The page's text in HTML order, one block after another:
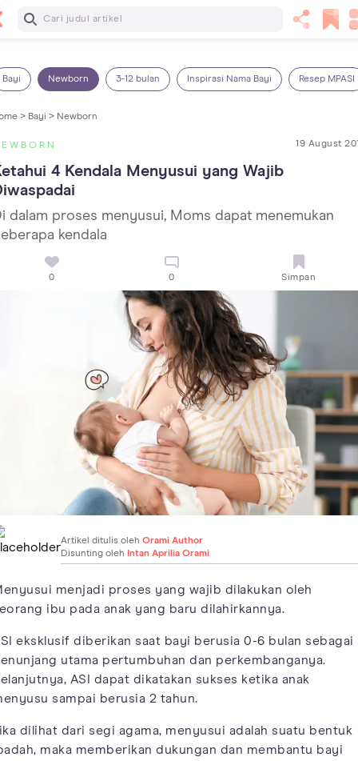
Baca Selanjutnya
Bayi Newborn 3-12 bulan Inspirasi Nama Bayi Resep MPASI
> Bayi > Newborn
19 August
4 Kendala Menyusui yang Wajib
dalam proses menyusui, Moms dapat menemukan
kendala
0 0 Simpan
Artikel ditulis oleh Orami Author
Disunting oleh Intan Aprilia Orami
menjadi proses yang wajib dilakukan oleh
ibu pada anak yang baru dilahirkannya.
eksklusif diberikan saat bayi berusia 0-6 bulan sebagai
utama pertumbuhan dan perkembanganya.
ASI dapat dikatakan sukses ketika anak
sampai berusia 2 tahun.
dilihat dari segi agama, menyusui adalah suatu bentuk
maka memberikan dukungan dan membantu bayi